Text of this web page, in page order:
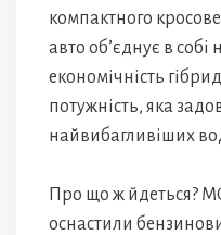
компактного
авто об’єднує в собі
економічність
потужність, яка
найвибагливіших
Про що ж йдеться?
оснастили